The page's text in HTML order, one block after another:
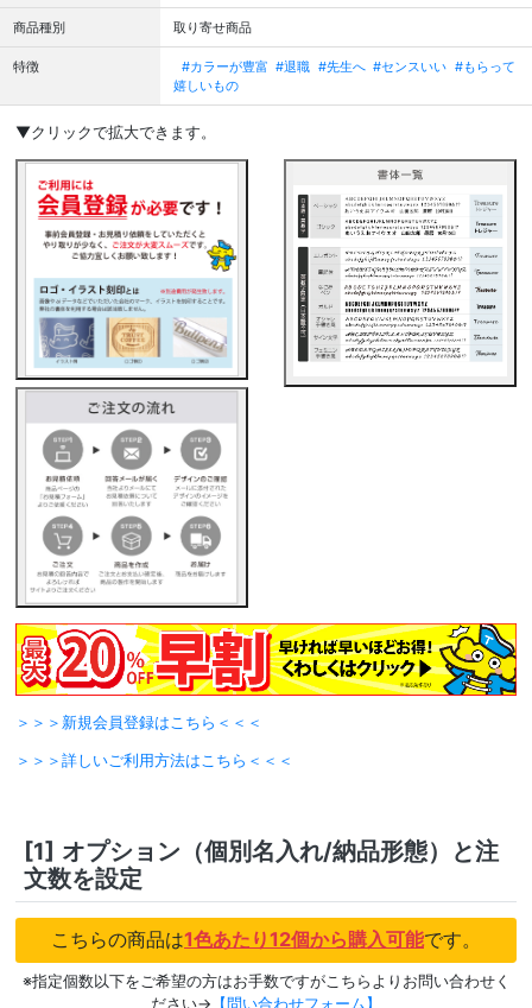
商品種別 取り寄せ商品
特徴 #カラーが豊富 #退職 #先生へ #センスいい #もらって
嬉しいもの
▼クリックで拡大できます。
＞＞＞新規会員登録はこちら＜＜＜
＞＞＞詳しいご利用方法はこちら＜＜＜
[1] オプション（個別名入れ/納品形態）と注
文数を設定
こちらの商品は1色あたり12個から購入可能です。
※指定個数以下をご希望の方はお手数ですがこちらよりお問い合わせく
ださい→ 【問い合わせフォーム】